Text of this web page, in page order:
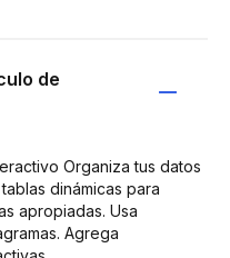
de
Organiza tus datos
dinámicas para
apropiadas. Usa
Agrega